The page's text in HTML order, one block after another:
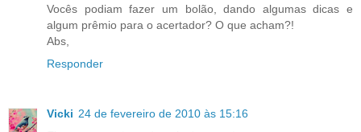
Vocês podiam fazer um bolão, dando algumas dicas e
algum prêmio para o acertador? O que acham?!
Abs,
Responder
Vicki 24 de fevereiro de 2010 às 15:16